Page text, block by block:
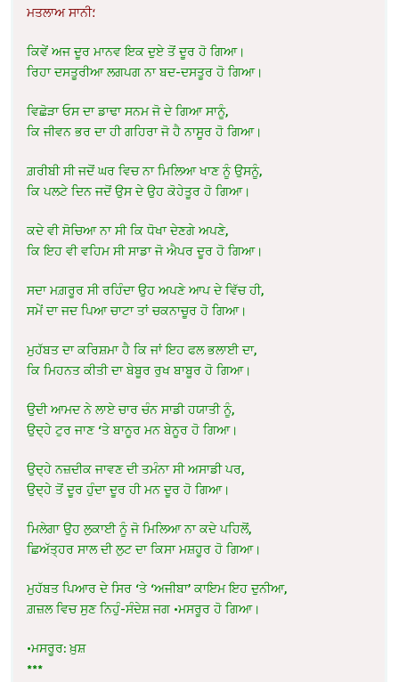
ਮਤਲਾਅ ਸਾਨੀ؛
ਕਿਵੇਂ ਅਜ ਦੂਰ ਮਾਨਵ ਇਕ ਦੁਏ ਤੋਂ ਦੂਰ ਹੋ ਗਿਆ।
ਰਿਹਾ ਦਸਤੂਰੀਆ ਲਗਪਗ ਨਾ ਬਦ-ਦਸਤੂਰ ਹੋ ਗਿਆ।
ਵਿਛੋੜਾ ਓਸ ਦਾ ਡਾਢਾ ਸਨਮ ਜੋ ਦੇ ਗਿਆ ਸਾਨੂੰ,
ਕਿ ਜੀਵਨ ਭਰ ਦਾ ਹੀ ਗਹਿਰਾ ਜੋ ਹੈ ਨਾਸੂਰ ਹੋ ਗਿਆ।
ਗ਼ਰੀਬੀ ਸੀ ਜਦੋਂ ਘਰ ਵਿਚ ਨਾ ਮਿਲਿਆ ਖਾਣ ਨੂੰ ਉਸਨੂੰ,
ਕਿ ਪਲਟੇ ਦਿਨ ਜਦੋਂ ਉਸ ਦੇ ਉਹ ਕੋਹੇਤੂਰ ਹੋ ਗਿਆ।
ਕਦੇ ਵੀ ਸੋਚਿਆ ਨਾ ਸੀ ਕਿ ਧੋਖਾ ਦੇਣਗੇ ਅਪਣੇ,
ਕਿ ਇਹ ਵੀ ਵਹਿਮ ਸੀ ਸਾਡਾ ਜੋ ਐਪਰ ਦੂਰ ਹੋ ਗਿਆ।
ਸਦਾ ਮਗ਼ਰੂਰ ਸੀ ਰਹਿੰਦਾ ਉਹ ਅਪਣੇ ਆਪ ਦੇ ਵਿੱਚ ਹੀ,
ਸਮੇਂ ਦਾ ਜਦ ਪਿਆ ਚਾਟਾ ਤਾਂ ਚਕਨਾਚੂਰ ਹੋ ਗਿਆ।
ਮੁਹੱਬਤ ਦਾ ਕਰਿਸ਼ਮਾ ਹੈ ਕਿ ਜਾਂ ਇਹ ਫਲ ਭਲਾਈ ਦਾ,
ਕਿ ਮਿਹਨਤ ਕੀਤੀ ਦਾ ਬੇਬੂਰ ਰੁਖ ਬਾਬੂਰ ਹੋ ਗਿਆ।
ਉਦੀ ਆਮਦ ਨੇ ਲਾਏ ਚਾਰ ਚੰਨ ਸਾਡੀ ਹਯਾਤੀ ਨੂੰ,
ਉਦ੍ਹੇ ਟੁਰ ਜਾਣ ‘ਤੇ ਬਾਨੂਰ ਮਨ ਬੇਨੂਰ ਹੋ ਗਿਆ।
ਉਦ੍ਹੇ ਨਜ਼ਦੀਕ ਜਾਵਣ ਦੀ ਤਮੰਨਾ ਸੀ ਅਸਾਡੀ ਪਰ,
ਉਦ੍ਹੇ ਤੋਂ ਦੂਰ ਹੁੰਦਾ ਦੂਰ ਹੀ ਮਨ ਦੂਰ ਹੋ ਗਿਆ।
ਮਿਲੇਗਾ ਉਹ ਲੁਕਾਈ ਨੂੰ ਜੋ ਮਿਲਿਆ ਨਾ ਕਦੇ ਪਹਿਲੋਂ,
ਛਿਅੱਤ੍ਹਰ ਸਾਲ ਦੀ ਲੁਟ ਦਾ ਕਿਸਾ ਮਸ਼ਹੂਰ ਹੋ ਗਿਆ।
ਮੁਹੱਬਤ ਪਿਆਰ ਦੇ ਸਿਰ ‘ਤੇ ‘ਅਜੀਬਾ’ ਕਾਇਮ ਇਹ ਦੁਨੀਆ,
ਗ਼ਜ਼ਲ ਵਿਚ ਸੁਣ ਨਿਹੁੰ-ਸੰਦੇਸ਼ ਜਗ •ਮਸਰੂਰ ਹੋ ਗਿਆ।
•ਮਸਰੂਰ: ਖ਼ੁਸ਼
***